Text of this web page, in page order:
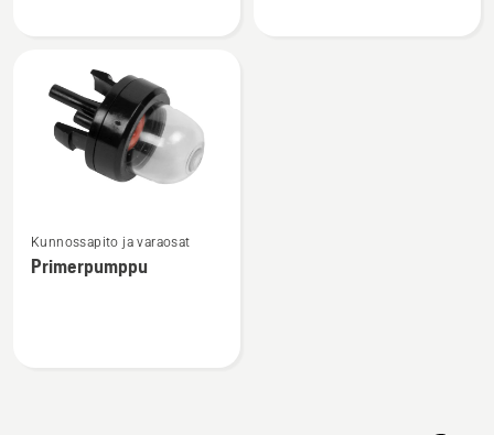
lisätietoja
tuotteesta
Kunnossapito ja varaosat
Primerpumppu